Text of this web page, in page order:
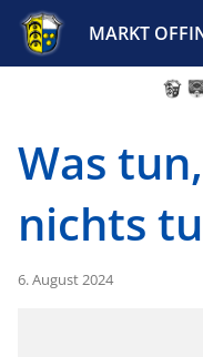
MARKT
Was
nichts
6. August 2024